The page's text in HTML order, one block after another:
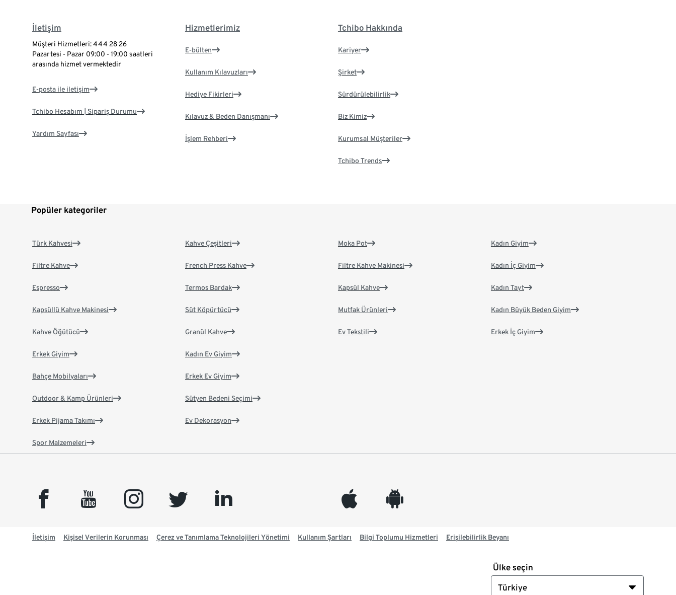
İletişim
Müşteri Hizmetleri: 444 28 26
Pazartesi - Pazar 09:00 - 19:00 saatleri
arasında hizmet vermektedir
E-posta ile iletişim
Tchibo Hesabım | Sipariş Durumu
Yardım Sayfası
Hizmetlerimiz
E-bülten
Kullanım Kılavuzları
Hediye Fikirleri
Kılavuz & Beden Danışmanı
İşlem Rehberi
Tchibo Hakkında
Kariyer
Şirket
Sürdürülebilirlik
Biz Kimiz
Kurumsal Müşteriler
Tchibo Trends
Popüler kategoriler
Türk Kahvesi
Filtre Kahve
Espresso
Kapsüllü Kahve Makinesi
Kahve Öğütücü
Kahve Çeşitleri
French Press Kahve
Termos Bardak
Süt Köpürtücü
Granül Kahve
Moka Pot
Filtre Kahve Makinesi
Kapsül Kahve
Mutfak Ürünleri
Ev Tekstili
Kadın Giyim
Kadın İç Giyim
Kadın Tayt
Kadın Büyük Beden Giyim
Erkek İç Giyim
Erkek Giyim
Bahçe Mobilyaları
Outdoor & Kamp Ürünleri
Erkek Pijama Takımı
Spor Malzemeleri
Kadın Ev Giyim
Erkek Ev Giyim
Sütyen Bedeni Seçimi
Ev Dekorasyon
facebook youtube instagram twitter linkedin appleinc android
İletişim Kişisel Verilerin Korunması Çerez ve Tanımlama Teknolojileri Yönetimi Kullanım Şartları Bilgi Toplumu Hizmetleri Erişilebilirlik Beyanı
Ülke seçin
Türkiye